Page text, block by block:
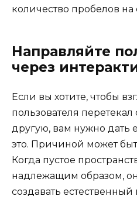
количество пробелов на
Направляйте
через
Если вы хотите, чтобы
пользователя
другую, вам нужно дать
это. Причиной может
Когда пустое
надлежащим образом,
создавать естественный